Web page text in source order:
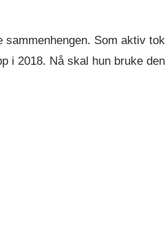
Som aktiv
i 2018. Nå skal hun bruke